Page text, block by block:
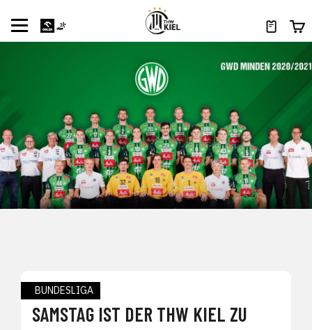
BUNDESLIGA
SAMSTAG IST DER THW KIEL ZU